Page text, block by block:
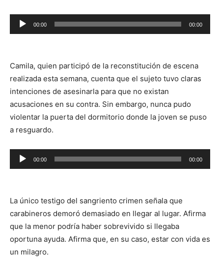
Reproductor
de
00:00 00:00
Camila, quien participó de la reconstitución de escena
realizada esta semana, cuenta que el sujeto tuvo claras
intenciones de asesinarla para que no existan
acusaciones en su contra. Sin embargo, nunca pudo
violentar la puerta del dormitorio donde la joven se puso
a resguardo.
Reproductor
de
00:00 00:00
La único testigo del sangriento crimen señala que
carabineros demoró demasiado en llegar al lugar. Afirma
que la menor podría haber sobrevivido si llegaba
oportuna ayuda. Afirma que, en su caso, estar con vida es
un milagro.